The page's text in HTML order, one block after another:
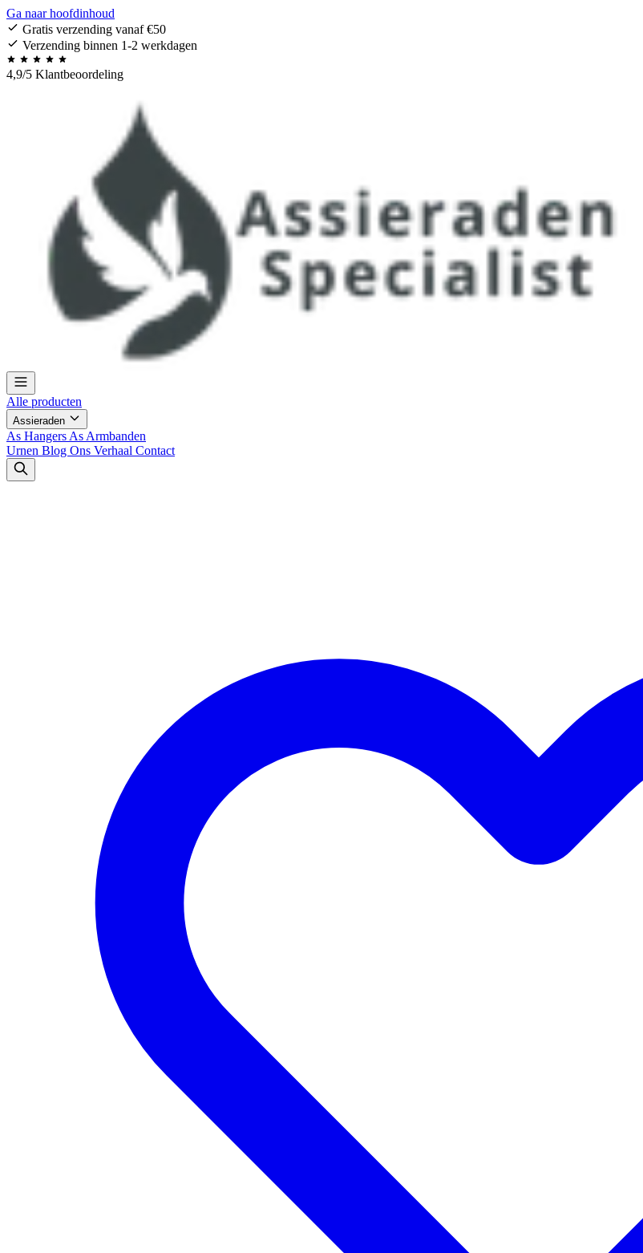
Ga naar hoofdinhoud
Gratis verzending vanaf €50
Verzending binnen 1-2 werkdagen
4,9/5 Klantbeoordeling
Alle producten
Assieraden
As Hangers As Armbanden
Urnen Blog Ons Verhaal Contact